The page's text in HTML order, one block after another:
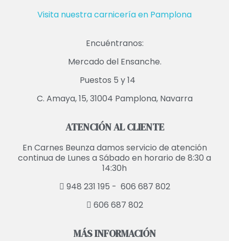
Visita nuestra carnicería en Pamplona
Encuéntranos:
Mercado del Ensanche.
Puestos 5 y 14
C. Amaya, 15, 31004 Pamplona, Navarra
ATENCIÓN AL CLIENTE
En Carnes Beunza damos servicio de atención
continua de Lunes a Sábado en horario de 8:30 a
14:30h
948 231 195 - 606 687 802
606 687 802
MÁS INFORMACIÓN